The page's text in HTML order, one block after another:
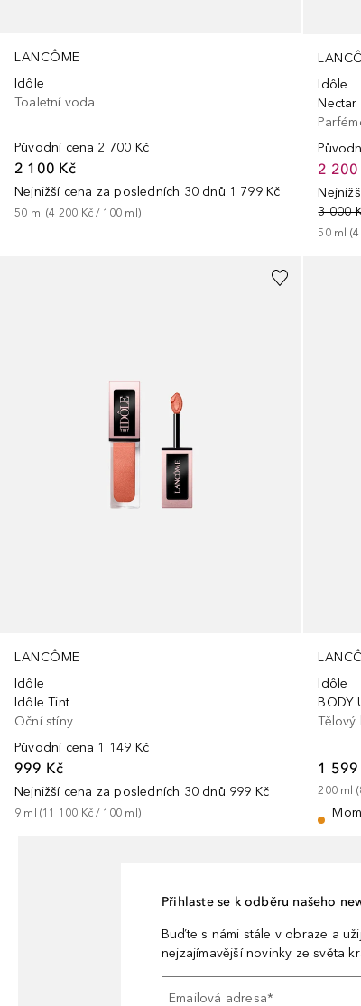
LANCÔME
Idôle
Toaletní voda
Původní cena 2 700 Kč
2 100 Kč
Nejnižší cena za posledních 30 dnů 1 799 Kč
50 ml (4 200 Kč / 100 ml )
Idôle
Nectar
2 200
3 000
50 ml (4
LANCÔME
Idôle
Idôle Tint
Oční stíny
Původní cena 1 149 Kč
999 Kč
Nejnižší cena za posledních 30 dnů 999 Kč
9 ml (11 100 Kč / 100 ml )
Idôle
BODY
Tělový
1 599
200 ml (
Přihlaste se k odběru našeho
Buďte s námi stále v obraze a
nejzajímavější novinky ze světa
Emailová adresa*